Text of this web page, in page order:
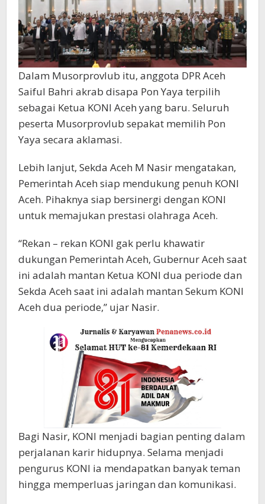
Dalam Musorprovlub itu, anggota DPR Aceh
Saiful Bahri akrab disapa Pon Yaya terpilih
sebagai Ketua KONI Aceh yang baru. Seluruh
peserta Musorprovlub sepakat memilih Pon
Yaya secara aklamasi.
Lebih lanjut, Sekda Aceh M Nasir mengatakan,
Pemerintah Aceh siap mendukung penuh KONI
Aceh. Pihaknya siap bersinergi dengan KONI
untuk memajukan prestasi olahraga Aceh.
“Rekan – rekan KONI gak perlu khawatir
dukungan Pemerintah Aceh, Gubernur Aceh saat
ini adalah mantan Ketua KONI dua periode dan
Sekda Aceh saat ini adalah mantan Sekum KONI
Aceh dua periode,” ujar Nasir.
Bagi Nasir, KONI menjadi bagian penting dalam
perjalanan karir hidupnya. Selama menjadi
pengurus KONI ia mendapatkan banyak teman
hingga memperluas jaringan dan komunikasi.